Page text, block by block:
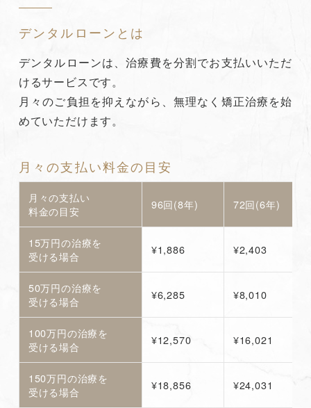
デンタルローンとは
デンタルローンは、治療費を分割でお支払いいただ
けるサービスです。
月々のご負担を抑えながら、無理なく矯正治療を始
めていただけます。
月々の支払い料金の目安
月々の支払い
料金の目安
96回(8年) 72回(6年)
15万円の治療を
受ける場合
¥1,886 ¥2,403
50万円の治療を
受ける場合
¥6,285 ¥8,010
100万円の治療を
受ける場合
¥12,570 ¥16,021
150万円の治療を
受ける場合
¥18,856 ¥24,031